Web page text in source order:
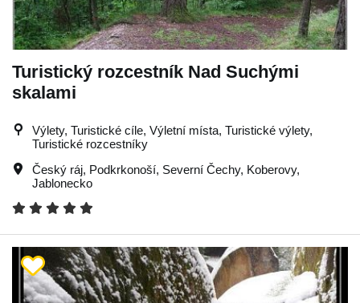
Turistický rozcestník Nad Suchými
skalami
Výlety, Turistické cíle, Výletní místa, Turistické výlety,
Turistické rozcestníky
Český ráj, Podkrkonoší, Severní Čechy, Koberovy,
Jablonecko